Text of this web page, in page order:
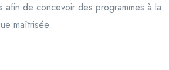
afin de concevoir des programmes à la
maîtrisée.